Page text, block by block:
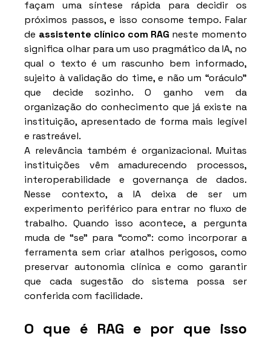
façam uma síntese rápida para decidir os
próximos passos, e isso consome tempo. Falar
de assistente clínico com RAG neste momento
significa olhar para um uso pragmático da IA, no
qual o texto é um rascunho bem informado,
sujeito à validação do time, e não um “oráculo”
que decide sozinho. O ganho vem da
organização do conhecimento que já existe na
instituição, apresentado de forma mais legível
e rastreável.
A relevância também é organizacional. Muitas
instituições vêm amadurecendo processos,
interoperabilidade e governança de dados.
Nesse contexto, a IA deixa de ser um
experimento periférico para entrar no fluxo de
trabalho. Quando isso acontece, a pergunta
muda de “se” para “como”: como incorporar a
ferramenta sem criar atalhos perigosos, como
preservar autonomia clínica e como garantir
que cada sugestão do sistema possa ser
conferida com facilidade.
O que é RAG e por que isso